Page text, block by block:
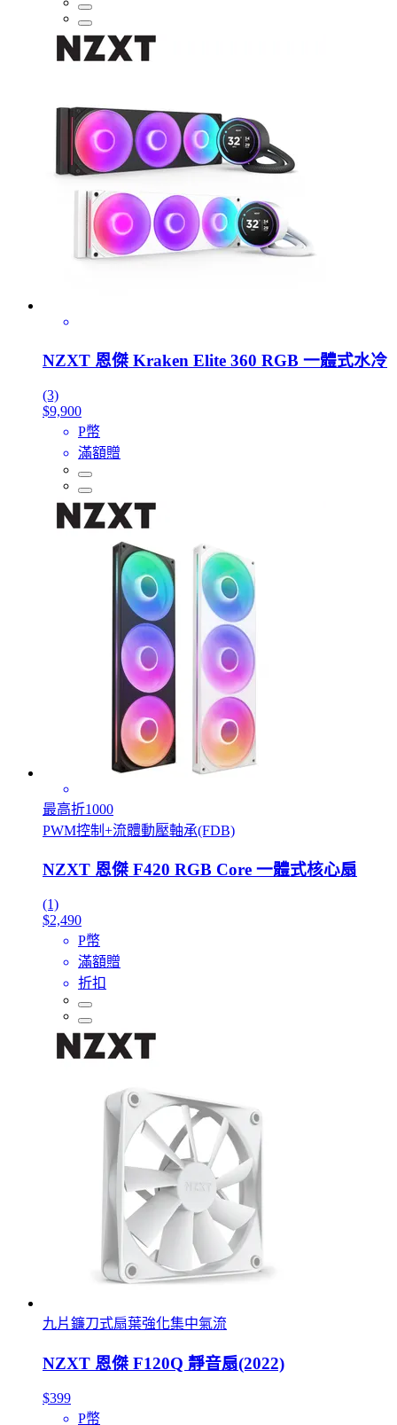
NZXT 恩傑 Kraken Elite 360 RGB 一體式水冷
(3)
$9,900
P幣
滿額贈
最高折1000
PWM控制+流體動壓軸承(FDB)
NZXT 恩傑 F420 RGB Core 一體式核心扇
(1)
$2,490
P幣
滿額贈
折扣
九片鐮刀式扇葉強化集中氣流
NZXT 恩傑 F120Q 靜音扇(2022)
$399
P幣